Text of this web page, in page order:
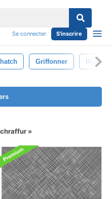
Se connecter S'inscrire
Griffonner